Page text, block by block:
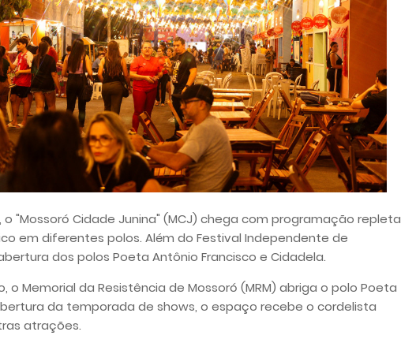
"Mossoró Cidade Junina" (MCJ) chega com programação repleta
em diferentes polos. Além do Festival Independente de
dos polos Poeta Antônio Francisco e Cidadela.
o Memorial da Resistência de Mossoró (MRM) abriga o polo Poeta
da temporada de shows, o espaço recebe o cordelista
atrações.